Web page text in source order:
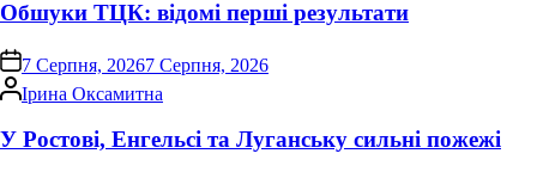
Обшуки ТЦК: відомі перші результати
on 7 Серпня, 20267 Серпня, 2026
Опубліковано
Ірина Оксамитна
У Ростові, Енгельсі та Луганську сильні пожежі